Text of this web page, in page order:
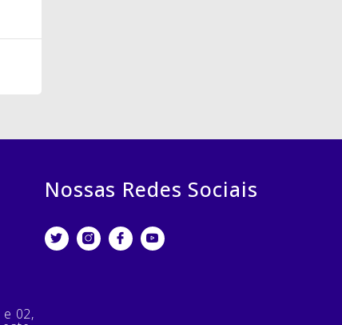
e 02,
Nossas Redes Sociais